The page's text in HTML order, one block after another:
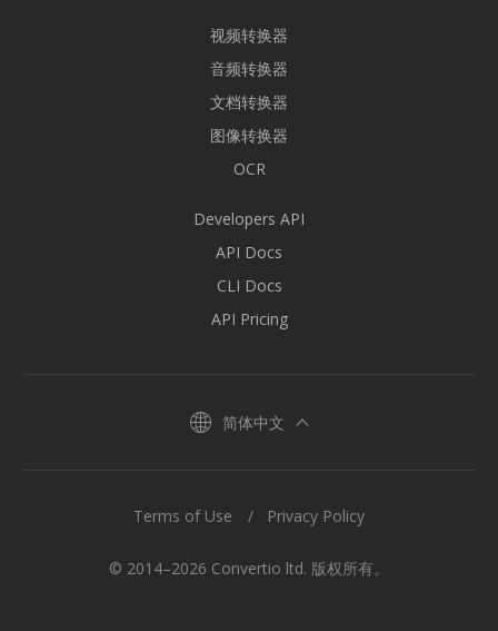
视频转换器
音频转换器
文档转换器
图像转换器
OCR
Developers API
API Docs
CLI Docs
API Pricing
简体中文
© 2014–2026 Convertio ltd. 版权所有。
Terms of Use Privacy Policy